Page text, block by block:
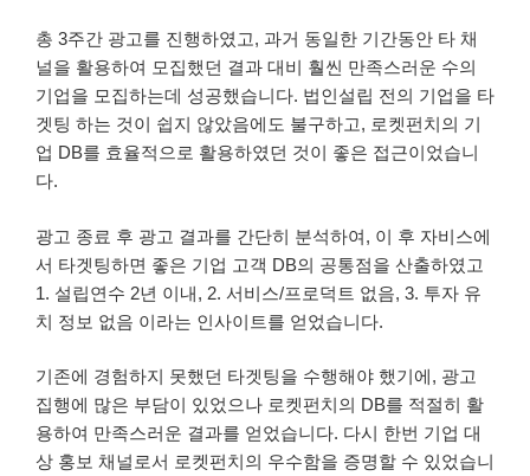
총 3주간 광고를 진행하였고, 과거 동일한 기간동안 타 채
널을 활용하여 모집했던 결과 대비 훨씬 만족스러운 수의
기업을 모집하는데 성공했습니다. 법인설립 전의 기업을 타
겟팅 하는 것이 쉽지 않았음에도 불구하고, 로켓펀치의 기
업 DB를 효율적으로 활용하였던 것이 좋은 접근이었습니
다.
광고 종료 후 광고 결과를 간단히 분석하여, 이 후 자비스에
서 타겟팅하면 좋은 기업 고객 DB의 공통점을 산출하였고
1. 설립연수 2년 이내, 2. 서비스/프로덕트 없음, 3. 투자 유
치 정보 없음 이라는 인사이트를 얻었습니다.
기존에 경험하지 못했던 타겟팅을 수행해야 했기에, 광고
집행에 많은 부담이 있었으나 로켓펀치의 DB를 적절히 활
용하여 만족스러운 결과를 얻었습니다. 다시 한번 기업 대
상 홍보 채널로서 로켓펀치의 우수함을 증명할 수 있었습니